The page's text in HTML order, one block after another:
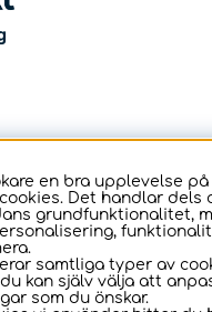
en bra upplevelse på
Det handlar dels
grundfunktionalitet,
samtliga typer av
kan själv välja att
som du önskar.